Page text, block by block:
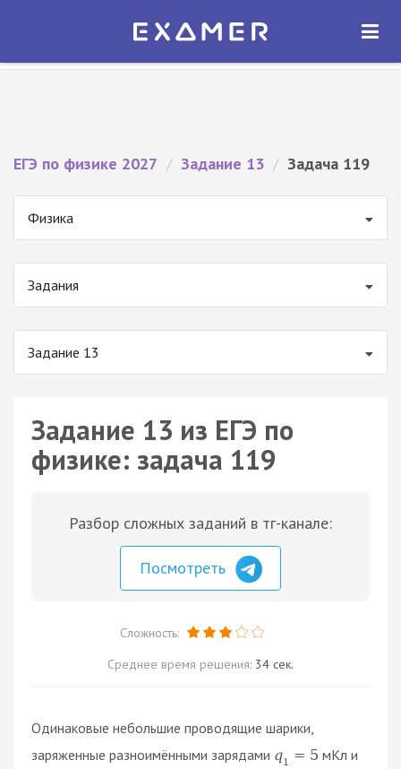
Экзамер — ЕГЭ 2027
ОТКРЫТЬ
ЕГЭ по физике 2027 / Задание 13 / Задача 119
Физика
Задания
Задание 13
Задание 13 из ЕГЭ по
физике: задача 119
Разбор сложных заданий в тг-канале:
Посмотреть
Сложность:
Среднее время решения: 34 сек.
Одинаковые небольшие проводящие шарики,
заряженные разноимёнными зарядами q1 = 5 мКл и